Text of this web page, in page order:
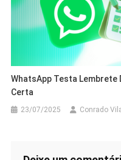
WhatsApp Testa Lembrete
Certa
23/07/2025 Conrado